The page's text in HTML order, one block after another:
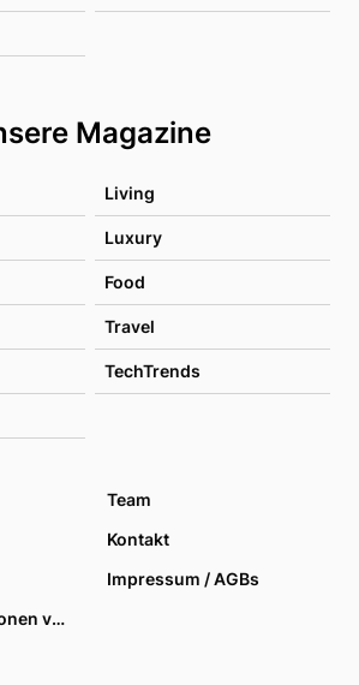
Magazine
Living
Luxury
Food
Travel
TechTrends
Team
Kontakt
Impressum / AGBs
Datenschutzoptionen verwalten